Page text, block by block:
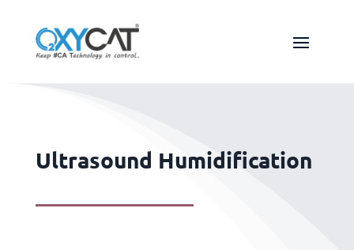
Ultrasound Humidification